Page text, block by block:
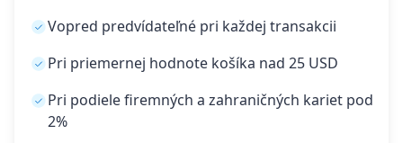
Vopred predvídateľné pri každej transakcii
Pri priemernej hodnote košíka nad 25 USD
Pri podiele firemných a zahraničných kariet pod
2%